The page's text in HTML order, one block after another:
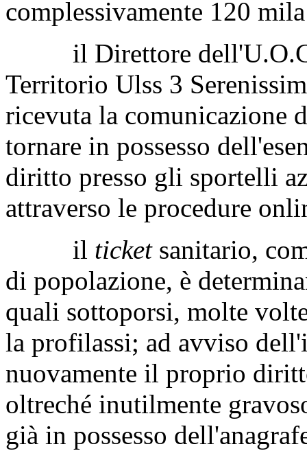
complessivamente 120
il Direttore dell'U.O.C.
Territorio Ulss 3
ricevuta la comunicazione
tornare in possesso
diritto presso gli sportelli
attraverso le procedure
il ticketsanitario,
di popolazione, è
quali sottoporsi, molte
la profilassi; ad avviso
nuovamente il proprio
oltreché inutilmente
già in possesso